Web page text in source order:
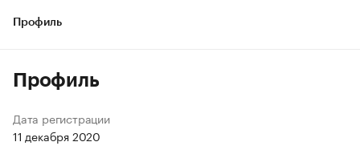
Профиль
Профиль
Дата регистрации
11 декабря 2020